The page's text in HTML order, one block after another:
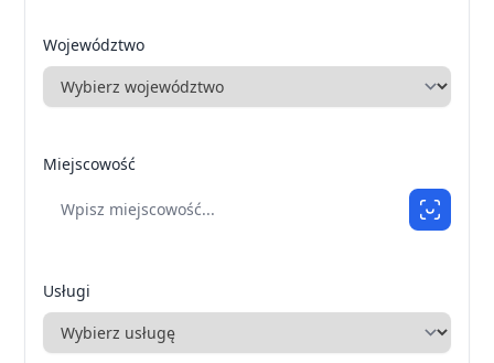
Województwo
Miejscowość
Usługi